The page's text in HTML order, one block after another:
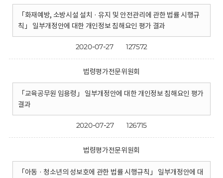
「화재예방, 소방시설 설치 · 유지 및 안전관리에 관한 법률 시행규
칙」 일부개정안에 대한 개인정보 침해요인 평가 결과
2020-07-27 127572
법령평가전문위원회
「교육공무원 임용령」 일부개정안에 대한 개인정보 침해요인 평가
결과
2020-07-27 126715
법령평가전문위원회
「아동 · 청소년의 성보호에 관한 법률 시행규칙」 일부개정안에 대